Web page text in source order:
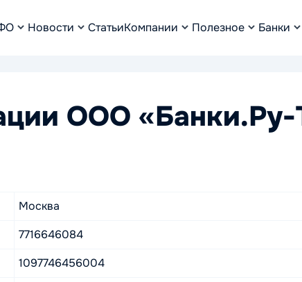
Новости СтатьиКомпании Полезное Банки
ООО «Банки.Ру-
Москва
7716646084
1097746456004